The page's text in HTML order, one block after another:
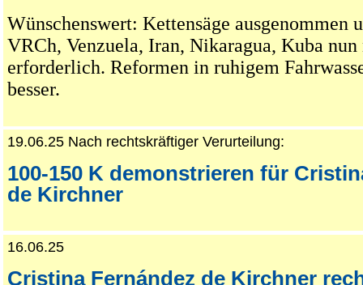
Wünschenswert: Kettensäge ausgenommen
VRCh, Venzuela, Iran, Nikaragua, Kuba
erforderlich. Reformen in ruhigem
besser.
19.06.25 Nach rechtskräftiger Verurteilung:
100-150 K demonstrieren für
de Kirchner
16.06.25
Cristina Fernández de Kirchner